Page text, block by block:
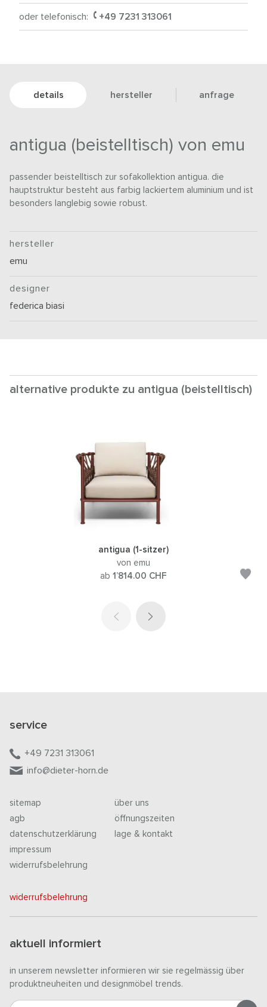
oder telefonisch: +49 7231 313061
details hersteller anfrage
antigua (beistelltisch) von emu
passender beistelltisch zur sofakollektion antigua. die
hauptstruktur besteht aus farbig lackiertem aluminium und ist
besonders langlebig sowie robust.
hersteller
emu
designer
federica biasi
alternative produkte zu antigua (beistelltisch)
antigua (1-sitzer)
von emu
ab 1’814.00 CHF
service
+49 7231 313061
info@dieter-horn.de
sitemap
agb
datenschutzerklärung
impressum
widerrufsbelehrung
über uns
öffnungszeiten
lage & kontakt
widerrufsbelehrung
aktuell informiert
in unserem newsletter informieren wir sie regelmässig über
produktneuheiten und designmöbel trends.